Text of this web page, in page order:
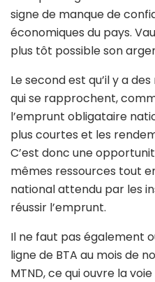
signe de manque de
économiques du pays.
plus tôt possible son
Le second est qu’il y a
qui se rapprochent,
l’emprunt obligataire
plus courtes et les
C’est donc une
mêmes ressources tout
national attendu par les
réussir l’emprunt.
Il ne faut pas également
ligne de BTA au mois de
MTND, ce qui ouvre la